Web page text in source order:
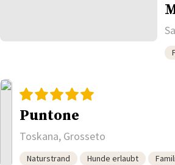
Puntone
Toskana, Grosseto
Naturstrand Hunde erlaubt